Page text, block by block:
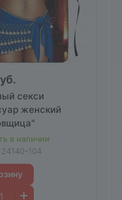
секси
женский
в наличии
24140-104